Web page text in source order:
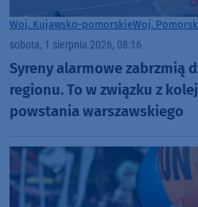
Woj. Kujawsko-pomorskieWoj.
sobota, 1 sierpnia 2026, 08:16
Syreny alarmowe zabrzmią
regionu. To w związku z
powstania warszawskiego